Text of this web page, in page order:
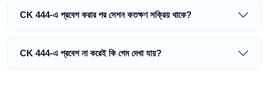
CK 444-এ প্রবেশ করার পর সেশন কতক্ষণ সক্রিয় থাকে?
CK 444-এ প্রবেশ না করেই কি গেম দেখা যায়?